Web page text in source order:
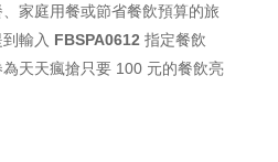
家庭用餐或節省餐飲預算的旅
輸入 FBSPA0612 指定餐飲
天天瘋搶只要 100 元的餐飲亮